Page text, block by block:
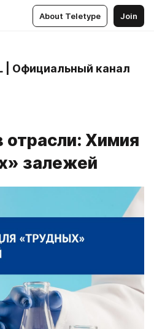
About Teletype Join
| Официальный канал
отрасли: Химия
залежей